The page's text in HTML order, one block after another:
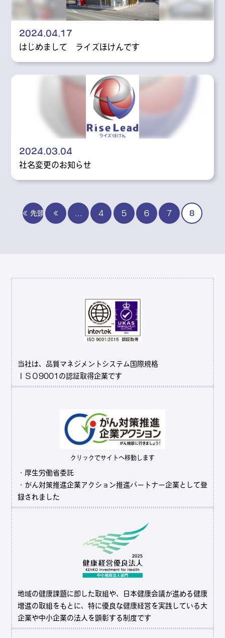
2024.04.17
はじめまして ライズほけんです
2024.03.04
社名変更のお知らせ
« 先頭 « 4 5 6 7 8
当社は、品質マネジメントシステム国際規格
ＩＳＯ9001の認証取得企業です
クリックでサイトへ移動します
・厚生労働省委託
・がん対策推進企業アクション推進パートナー企業として登
録されました
地域の健康課題に即した取組や、日本健康会議が進める健康
増進の取組をもとに、特に優良な健康経営を実践している大
企業や中小企業の法人を顕彰する制度です